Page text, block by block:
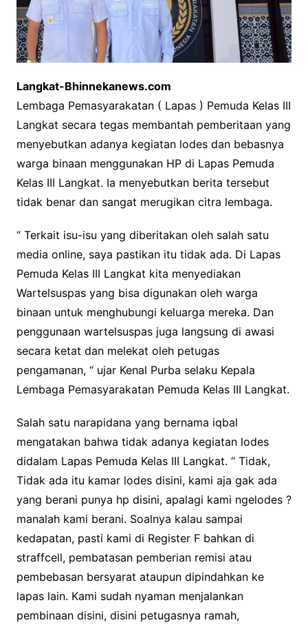
Langkat-Bhinnekanews.com
Lembaga Pemasyarakatan ( Lapas ) Pemuda Kelas III
Langkat secara tegas membantah pemberitaan yang
menyebutkan adanya kegiatan lodes dan bebasnya
warga binaan menggunakan HP di Lapas Pemuda
Kelas III Langkat. Ia menyebutkan berita tersebut
tidak benar dan sangat merugikan citra lembaga.
“ Terkait isu-isu yang diberitakan oleh salah satu
media online, saya pastikan itu tidak ada. Di Lapas
Pemuda Kelas III Langkat kita menyediakan
Wartelsuspas yang bisa digunakan oleh warga
binaan untuk menghubungi keluarga mereka. Dan
penggunaan wartelsuspas juga langsung di awasi
secara ketat dan melekat oleh petugas
pengamanan, “ ujar Kenal Purba selaku Kepala
Lembaga Pemasyarakatan Pemuda Kelas III Langkat.
Salah satu narapidana yang bernama iqbal
mengatakan bahwa tidak adanya kegiatan lodes
didalam Lapas Pemuda Kelas III Langkat. “ Tidak,
Tidak ada itu kamar lodes disini, kami aja gak ada
yang berani punya hp disini, apalagi kami ngelodes ?
manalah kami berani. Soalnya kalau sampai
kedapatan, pasti kami di Register F bahkan di
straffcell, pembatasan pemberian remisi atau
pembebasan bersyarat ataupun dipindahkan ke
lapas lain. Kami sudah nyaman menjalankan
pembinaan disini, disini petugasnya ramah,